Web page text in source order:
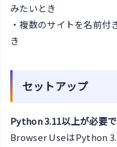
みたいとき
・複数のサイトを名前
き
セットアップ
Python 3.11以上が必要
Browser UseはPython